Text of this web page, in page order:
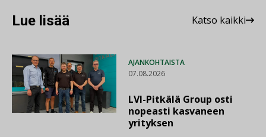
Lue lisää Katso kaikki
AJANKOHTAISTA
07.08.2026
LVI-Pitkälä Group osti
nopeasti kasvaneen
yrityksen